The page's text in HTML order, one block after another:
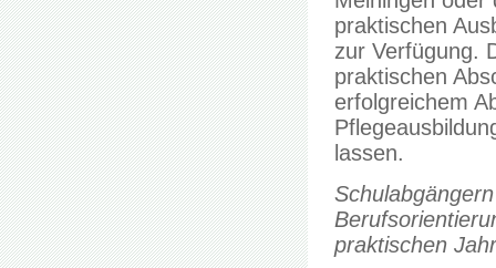
praktischen
zur Verfügung.
praktischen
erfolgreichem
lassen.
praktischen